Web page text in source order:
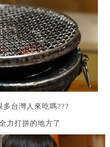
台灣人來吃嗎???
力打拼的地方了